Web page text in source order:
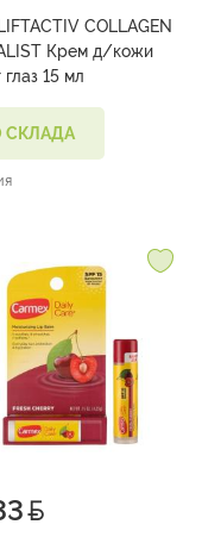
COLLAGEN
Крем д/кожи
глаз 15 мл
СКЛАДА